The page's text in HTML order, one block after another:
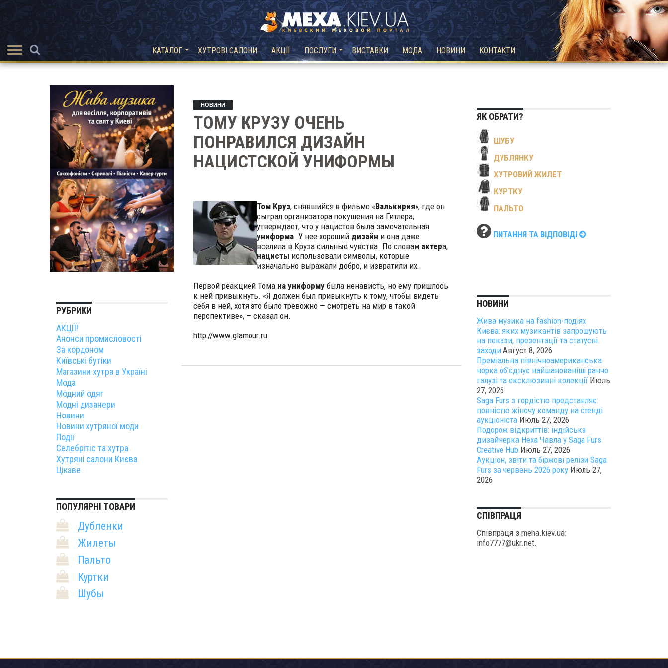
КАТАЛОГ ХУТРОВІ САЛОНИ АКЦІЇ ПОСЛУГИ ВИСТАВКИ МОДА НОВИНИ КОНТАКТИ
НОВИНИ
ТОМУ КРУЗУ ОЧЕНЬ
ПОНРАВИЛСЯ ДИЗАЙН
НАЦИСТСКОЙ УНИФОРМЫ
Том Круз, снявшийся в фильме «Валькирия», где он
сыграл организатора покушения на Гитлера,
утверждает, что у нацистов была замечательная
униформа. У нее хороший дизайн и она даже
вселила в Круза сильные чувства. По словам актера,
нацистыиспользовали символы, которые
изначально выражали добро, и извратили их.
Первой реакцией Томана униформубыла ненависть, но ему пришлось
к ней привыкнуть. «Я должен был привыкнуть к тому, чтобы видеть
себя в ней, хотя это было тревожно — смотреть на мир в такой
перспективе», — сказал он.
http://www.glamour.ru
РУБРИКИ
АКЦІЇ!
Анонси промисловості
За кордоном
Київські бутіки
Магазини хутра в Україні
Мода
Модний одяг
Модні дизанери
Новини
Новини хутряної моди
Події
Селебрітіс та хутра
Хутряні салони Києва
Цікаве
ПОПУЛЯРНІ ТОВАРИ
Дубленки
Жилеты
Пальто
Куртки
Шубы
ЯК ОБРАТИ?
ШУБУ
ДУБЛЯНКУ
ХУТРОВИЙ ЖИЛЕТ
КУРТКУ
ПАЛЬТО
ПИТАННЯ ТА ВІДПОВІДІ
НОВИНИ
Жива музика на fashion-подіях
Києва: яких музикантів запрошують
на покази, презентації та статусні
заходи Август 8, 2026
Преміальна північноамериканська
норка об’єднує найшанованіші ранчо
галузі та ексклюзивні колекції Июль
27, 2026
Saga Furs з гордістю представляє:
повністю жіночу команду на стенді
аукціоніста Июль 27, 2026
Подорож відкриттів: індійська
дизайнерка Неха Чавла у Saga Furs
Creative Hub Июль 27, 2026
Аукціон, звіти та біржові релізи Saga
Furs за червень 2026 року Июль 27,
2026
СПІВПРАЦЯ
Співпраця з meha.kiev.ua:
info7777@ukr.net.